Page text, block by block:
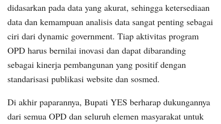
didasarkan pada data yang akurat, sehingga ketersediaan
data dan kemampuan analisis data sangat penting sebagai
ciri dari dynamic government. Tiap aktivitas program
OPD harus bernilai inovasi dan dapat dibaranding
sebagai kinerja pembangunan yang positif dengan
standarisasi publikasi website dan sosmed.
Di akhir paparannya, Bupati YES berharap dukungannya
dari semua OPD dan seluruh elemen masyarakat untuk